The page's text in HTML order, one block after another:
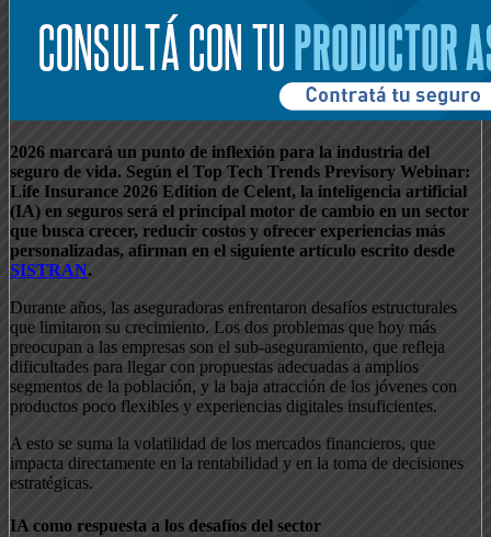
2026 marcará un punto de inflexión para la industria del
seguro de vida. Según el Top Tech Trends Previsory Webinar:
Life Insurance 2026 Edition de Celent, la inteligencia artificial
(IA) en seguros será el principal motor de cambio en un sector
que busca crecer, reducir costos y ofrecer experiencias más
personalizadas, afirman en el siguiente artículo escrito desde
SISTRAN.
Durante años, las aseguradoras enfrentaron desafíos estructurales
que limitaron su crecimiento. Los dos problemas que hoy más
preocupan a las empresas son el sub-aseguramiento, que refleja
dificultades para llegar con propuestas adecuadas a amplios
segmentos de la población, y la baja atracción de los jóvenes con
productos poco flexibles y experiencias digitales insuficientes.
A esto se suma la volatilidad de los mercados financieros, que
impacta directamente en la rentabilidad y en la toma de decisiones
estratégicas.
IA como respuesta a los desafíos del sector